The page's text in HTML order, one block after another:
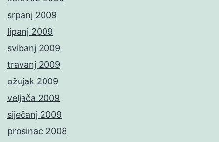
srpanj 2009
lipanj 2009
svibanj 2009
travanj 2009
ožujak 2009
veljača 2009
siječanj 2009
prosinac 2008